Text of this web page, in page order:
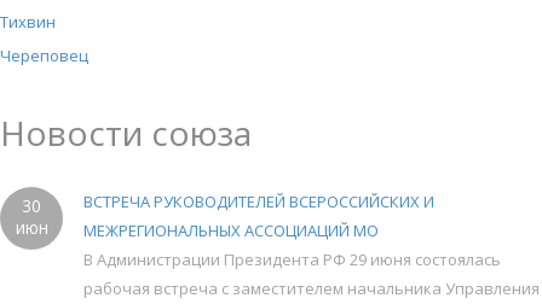
Тихвин
Череповец
Новости союза
30
июн
ВСТРЕЧА РУКОВОДИТЕЛЕЙ ВСЕРОССИЙСКИХ И
МЕЖРЕГИОНАЛЬНЫХ АССОЦИАЦИЙ МО
В Администрации Президента РФ 29 июня состоялась
рабочая встреча с заместителем начальника Управления